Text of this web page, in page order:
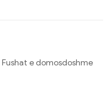
Fushat e domosdoshme